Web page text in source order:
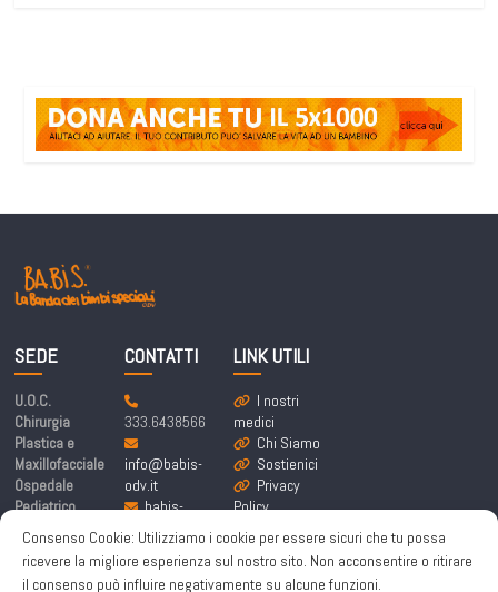
Consenso Cookie: Utilizziamo i cookie per essere sicuri che tu possa
ricevere la migliore esperienza sul nostro sito. Non acconsentire o ritirare
il consenso può influire negativamente su alcune funzioni.
SEDE
U.O.C.
Chirurgia
Plastica e
Maxillofacciale
Ospedale
Pediatrico
Bambino Gesù
Piazza
Sant’Onofrio 4,
CONTATTI
333.6438566
info@babis-
odv.it
babis-
labandadeibim
bispeciali@pe
c.it
LINK UTILI
I nostri
medici
Chi Siamo
Sostienici
Privacy
Policy
Policy